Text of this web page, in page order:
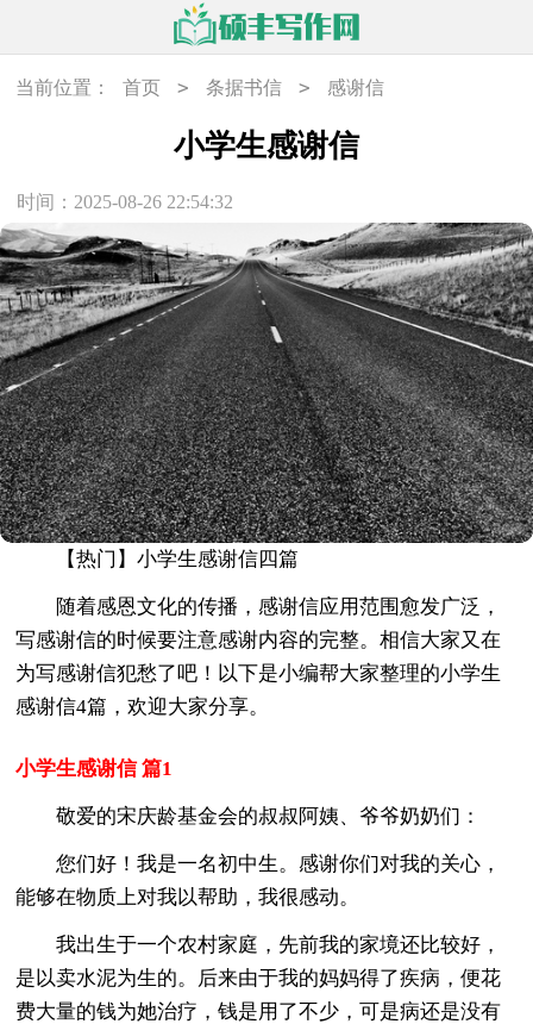
当前位置： 首页 > 条据书信 > 感谢信
小学生感谢信
时间：2025-08-26 22:54:32
【热门】小学生感谢信四篇
随着感恩文化的传播，感谢信应用范围愈发广泛，
写感谢信的时候要注意感谢内容的完整。相信大家又在
为写感谢信犯愁了吧！以下是小编帮大家整理的小学生
感谢信4篇，欢迎大家分享。
小学生感谢信 篇1
敬爱的宋庆龄基金会的叔叔阿姨、爷爷奶奶们：
您们好！我是一名初中生。感谢你们对我的关心，
能够在物质上对我以帮助，我很感动。
我出生于一个农村家庭，先前我的家境还比较好，
是以卖水泥为生的。后来由于我的妈妈得了疾病，便花
费大量的钱为她治疗，钱是用了不少，可是病还是没有